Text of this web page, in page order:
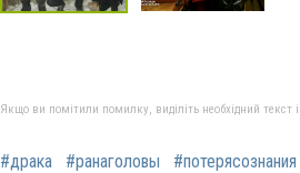
Якщо ви помітили помилку, виділіть необхідний текст
#драка #ранаголовы #потерясознания